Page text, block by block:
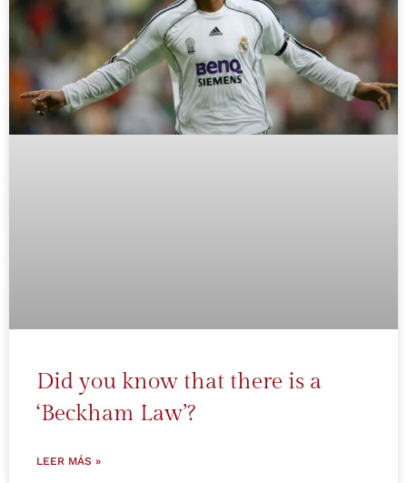
Did you know that there is a
‘Beckham Law’?
LEER MÁS »